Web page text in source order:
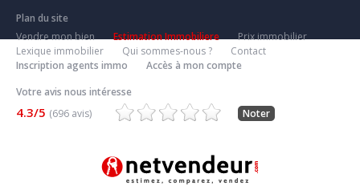
Plan du site
Vendre mon bien
Estimation Immobiliere
Prix immobilier
Lexique immobilier
Qui sommes-nous ?
Contact
Inscription agents immo
Accès à mon compte
Votre avis nous intéresse
4.3/5 (696 avis) Noter